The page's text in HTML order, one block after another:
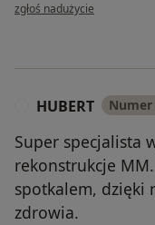
zgłoś nadużycie
HUBERT
Super specjalista
rekonstrukcje
spotkalem, dzięki
zdrowia.